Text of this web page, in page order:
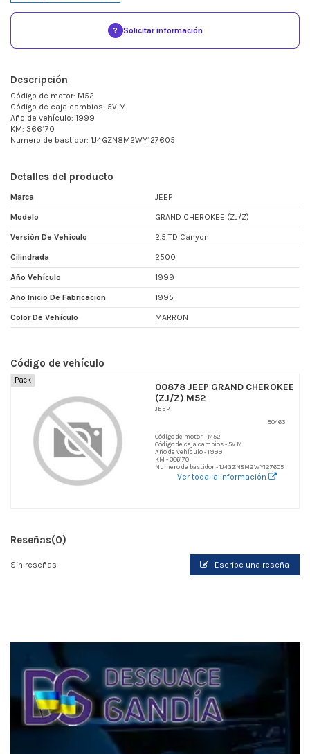
? Solicitar información
Descripción
Código de motor: M52
Código de caja cambios: 5V M
Año de vehículo: 1999
KM: 366170
Numero de bastidor: 1J4GZN8M2WY127605
Detalles del producto
Marca JEEP
Modelo GRAND CHEROKEE (ZJ/Z)
Versión De Vehículo 2.5 TD Canyon
Cilindrada 2500
Año Vehículo 1999
Año Inicio De Fabricacion 1995
Color De Vehículo MARRON
Código de vehículo
Pack
00878 JEEP GRAND CHEROKEE
(ZJ/Z) M52
JEEP
50463
Código de motor - M52
Código de caja cambios - 5V M
Año de vehículo - 1999
KM - 366170
Numero de bastidor - 1J4GZN8M2WY127605
Ver toda la información
Reseñas(0)
Sin reseñas Escribe una reseña